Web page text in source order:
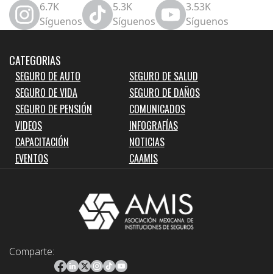
6.7K
Síguenos
5.3K
Síguenos
3.53K
Síguenos
CATEGORIAS
SEGURO DE AUTO
SEGURO DE SALUD
SEGURO DE VIDA
SEGURO DE DAÑOS
SEGURO DE PENSIÓN
COMUNICADOS
VIDEOS
INFOGRAFÍAS
CAPACITACIÓN
NOTICIAS
EVENTOS
CAAMIS
Comparte: